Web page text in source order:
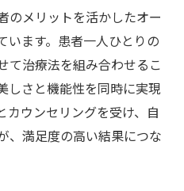
のメリットを活かしたオー
います。患者一人ひとりの
て治療法を組み合わせるこ
しさと機能性を同時に実現
カウンセリングを受け、自
、満足度の高い結果につな